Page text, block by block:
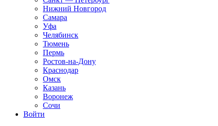
Нижний Новгород
Самара
Уфа
Челябинск
Тюмень
Пермь
Ростов-на-Дону
Краснодар
Омск
Казань
Воронеж
Сочи
Войти